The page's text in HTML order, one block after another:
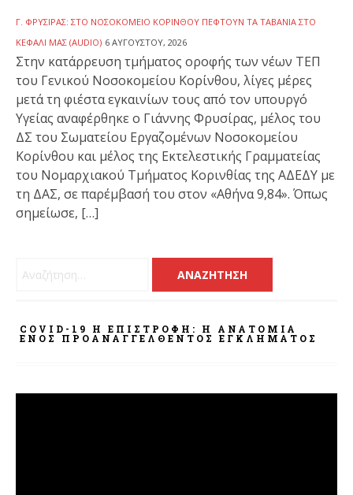
Γ. ΦΡΥΣΊΡΑΣ: ΣΤΟ ΝΟΣΟΚΟΜΕΊΟ ΚΟΡΊΝΘΟΥ ΠΈΦΤΟΥΝ ΤΑ ΤΑΒΆΝΙΑ ΣΤΟ
ΚΕΦΆΛΙ ΜΑΣ (AUDIO) 6 ΑΥΓΟΎΣΤΟΥ, 2026
Στην κατάρρευση τμήματος οροφής των νέων ΤΕΠ
του Γενικού Νοσοκομείου Κορίνθου, λίγες μέρες
μετά τη φιέστα εγκαινίων τους από τον υπουργό
Υγείας αναφέρθηκε ο Γιάννης Φρυσίρας, μέλος του
ΔΣ του Σωματείου Εργαζομένων Νοσοκομείου
Κορίνθου και μέλος της Εκτελεστικής Γραμματείας
του Νομαρχιακού Τμήματος Κορινθίας της ΑΔΕΔΥ με
τη ΔΑΣ, σε παρέμβασή του στον «Αθήνα 9,84». Όπως
σημείωσε, […]
Αναζήτηση για:
COVID-19 Η ΕΠΙΣΤΡΟΦΗ: Η ΑΝΑΤΟΜΊΑ
ΕΝΌΣ ΠΡΟΑΝΑΓΓΕΛΘΈΝΤΟΣ ΕΓΚΛΉΜΑΤΟΣ